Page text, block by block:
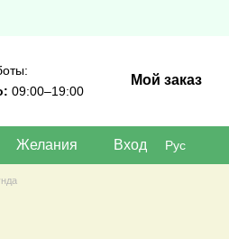
09:00–19:00
Мой заказ
Желания Вход Рус